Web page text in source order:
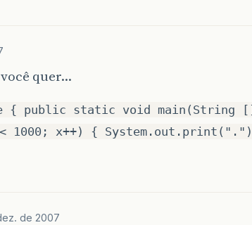
você quer…
{ public static void main(String
1000; x++) {
de 2007